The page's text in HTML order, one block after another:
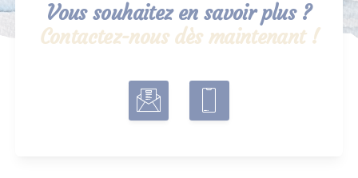
Vous souhaitez en savoir plus ?
Contactez-nous dès maintenant !